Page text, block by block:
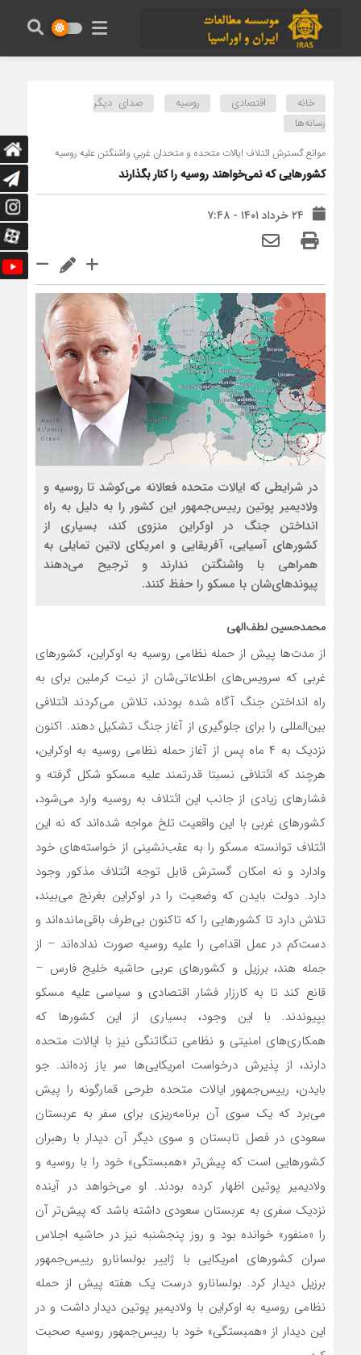
خانه اقتصادی روسیه
صدای دیگر
رسانه‌ها
موانع گسترش ائتلاف ايالات متحده و متحدان غربي واشنگتن عليه روسيه
کشورهایی که نمی‌خواهند روسیه را کنار بگذارند
۲۴ خرداد ۱۴۰۱ - ۷:۴۸
در شرايطي كه ايالات متحده فعالانه مي‌كوشد تا روسيه و
ولاديمير پوتين رييس‌جمهور اين كشور را به دليل به راه
انداختن جنگ در اوكراين منزوي كند، بسياري از
كشورهاي آسيايي، آفريقايي و امريكاي لاتين تمايلي به
همراهي با واشنگتن ندارند و ترجيح مي‌دهند
پيوندهاي‌شان با مسكو را حفظ كنند.
محمدحسین لطف‌الهی
از مدت‌ها پیش از حمله نظامی روسیه به اوکراین، کشورهای
غربی که سرویس‌های اطلاعاتی‌شان از نیت کرملین برای به
راه انداختن جنگ آگاه شده بودند، تلاش می‌کردند ائتلافی
بین‌المللی را برای جلوگیری از آغاز جنگ تشکیل دهند. اکنون
نزدیک به ۴ ماه پس از آغاز حمله نظامی روسیه به اوکراین،
هرچند که ائتلافی نسبتا قدرتمند علیه مسکو شکل گرفته و
فشارهای زیادی از جانب این ائتلاف به روسیه وارد می‌شود،
کشورهای غربی با این واقعیت تلخ مواجه شده‌اند که نه این
ائتلاف توانسته مسکو را به عقب‌نشینی از خواسته‌های خود
وادارد و نه امکان گسترش قابل توجه ائتلاف مذکور وجود
دارد. دولت بایدن که وضعیت را در اوکراین بغرنج می‌بیند،
تلاش دارد تا کشورهایی را که تاکنون بی‌طرف باقی‌مانده‌اند و
دست‌کم در عمل اقدامی را علیه روسیه صورت نداده‌اند – از
جمله هند، برزیل و کشورهای عربی حاشیه خلیج فارس –
قانع کند تا به کارزار فشار اقتصادی و سیاسی علیه مسکو
بپیوندند. با این وجود، بسیاری از این کشورها که
همکاری‌های امنیتی و نظامی تنگاتنگی نیز با ایالات متحده
دارند، از پذیرش درخواست امریکایی‌ها سر باز زده‌اند. جو
بایدن، رییس‌جمهور ایالات متحده طرحی قمارگونه را پیش
می‌برد که یک سوی آن برنامه‌ریزی برای سفر به عربستان
سعودی در فصل تابستان و سوی دیگر آن دیدار با رهبران
کشورهایی است که پیش‌تر «همبستگی» خود را با روسیه و
ولادیمیر پوتین اظهار کرده بودند. او می‌خواهد در آینده
نزدیک سفری به عربستان سعودی داشته باشد که پیش‌تر آن
را «منفور» خوانده بود و روز پنجشنبه نیز در حاشیه اجلاس
سران کشورهای امریکایی با ژاییر بولسانارو رییس‌جمهور
برزیل دیدار کرد. بولسانارو درست یک هفته پیش از حمله
نظامی روسیه به اوکراین با ولادیمیر پوتین دیدار داشت و در
این دیدار از «همبستگی» خود با رییس‌جمهور روسیه صحبت